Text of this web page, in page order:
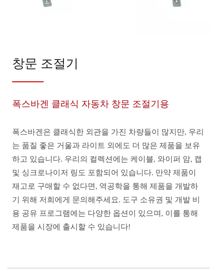
창문 조절기
폭스바겐 클래식 자동차 창문 조절기용
폭스바겐은 클래식한 외관을 가진 차량들이 많지만, 우리
는 품질 좋은 거울과 라이트 외에도 더 많은 제품을 보유
하고 있습니다. 우리의 컬렉션에는 케이블, 와이퍼 암, 캡
및 싱크로나이저 링도 포함되어 있습니다. 만약 제품이
재고로 구매할 수 없다면, 역공학을 통해 제품을 개발하
기 위해 저희에게 문의해주세요. 도구 소유권 및 개발 비
용 공유 프로그램에는 다양한 옵션이 있으며, 이를 통해
제품을 시장에 출시할 수 있습니다!